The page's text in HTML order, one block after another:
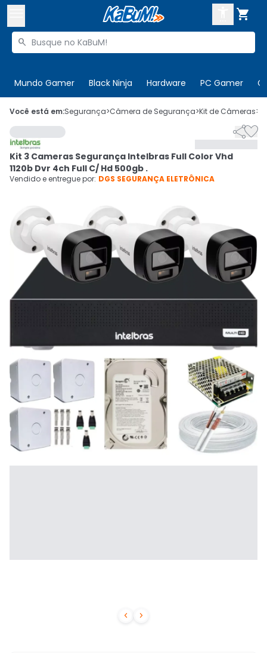

Buscar produtos

Mundo Gamer Black Ninja Hardware PC Gamer
 Olá. Acesse sua conta
 Departamentos
Cupons
 Ativar tradutor em libras
CADASTRE-SE
Você está em:Segurança>Câmera de Segurança>Kit de Câmeras>
 

Kit 3 Cameras Segurança Intelbras Full Color Vhd
1120b Dvr 4ch Full C/ Hd 500gb .
Vendido e entregue por: DGS SEGURANÇA ELETRÔNICA